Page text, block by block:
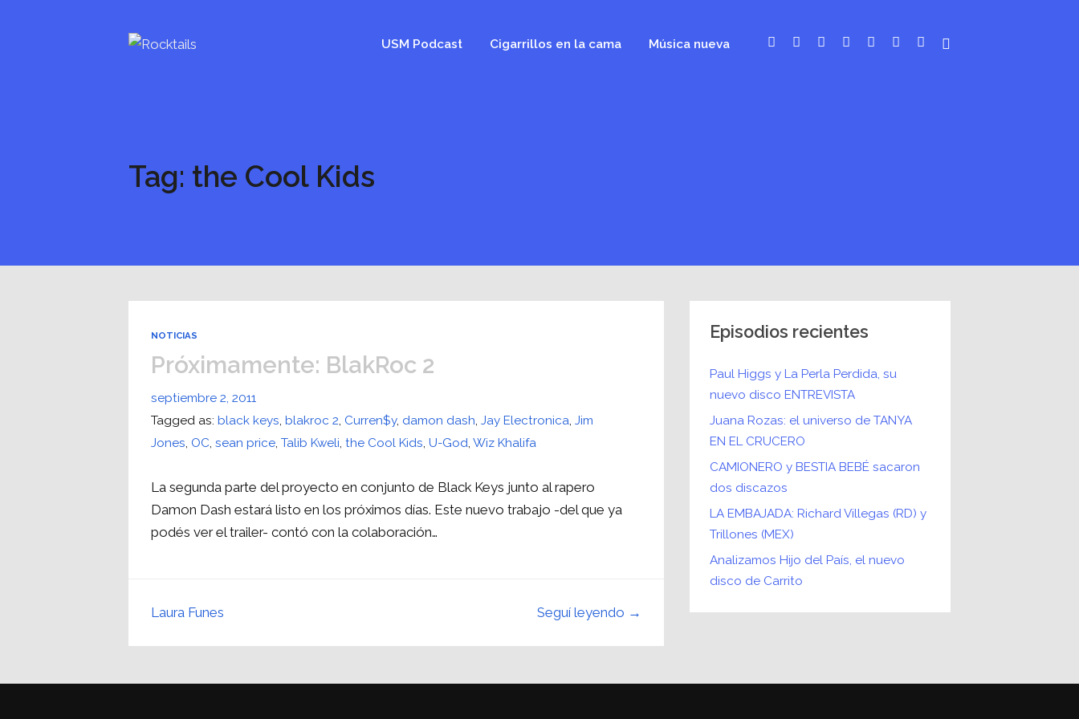
USM Podcast Cigarrillos en la cama Música nueva
Tag: the Cool Kids
NOTICIAS
Próximamente: BlakRoc 2
septiembre 2, 2011
Tagged as:black keys,blakroc 2, Curren$y, damon dash,Jay Electronica,Jim
Jones, OC,sean price,Talib Kweli,the Cool Kids,U-God,Wiz Khalifa
La segunda parte del proyecto en conjunto de Black Keys junto al rapero
Damon Dash estará listo en los próximos días. Este nuevo trabajo -del que ya
podés ver el trailer- contó con la colaboración…
Seguí leyendo →
Laura Funes
Episodios recientes
Paul Higgs y La Perla Perdida, su
nuevo disco ENTREVISTA
Juana Rozas: el universo de TANYA
EN EL CRUCERO
CAMIONERO y BESTIA BEBÉ sacaron
dos discazos
LA EMBAJADA: Richard Villegas (RD) y
Trillones (MEX)
Analizamos Hijo del País, el nuevo
disco de Carrito